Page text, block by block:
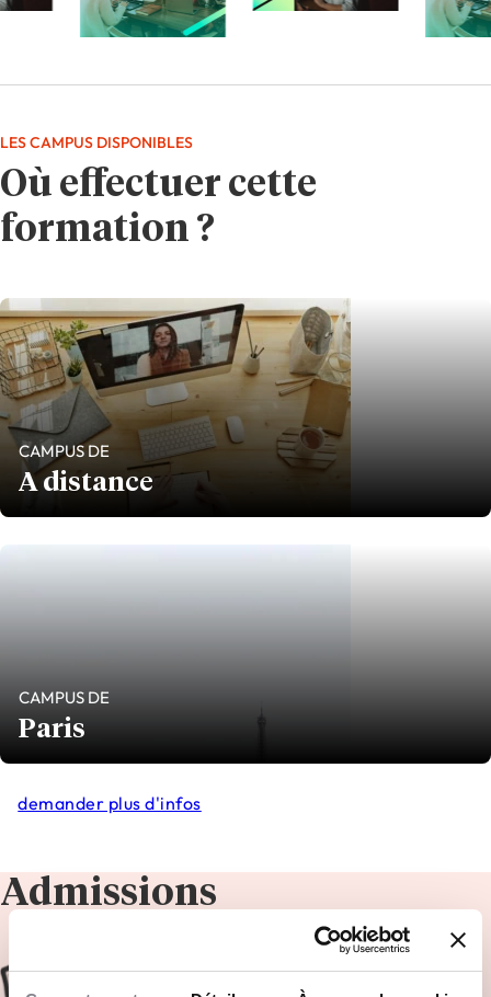
Où effectuer cette
formation ?
LES CAMPUS DISPONIBLES
CAMPUS DE
A distance
CAMPUS DE
Paris
demander plus d'infos
Admissions